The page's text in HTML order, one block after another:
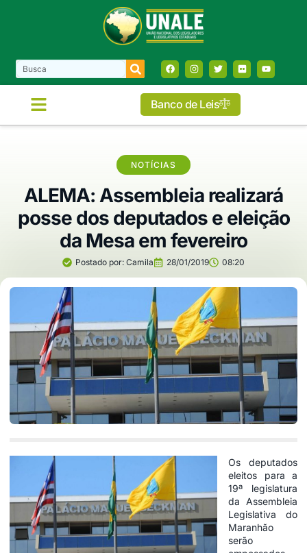
Banco de Leis
NOTÍCIAS
ALEMA: Assembleia realizará
posse dos deputados e eleição
da Mesa em fevereiro
Postado por: Camila 28/01/2019 08:20
Os deputados
eleitos para a
19ª legislatura
da Assembleia
Legislativa do
Maranhão
serão